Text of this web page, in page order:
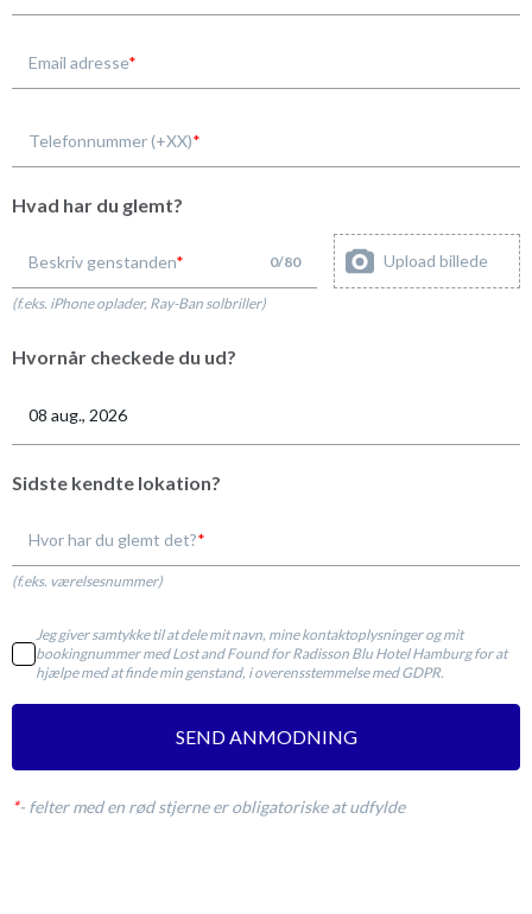
Email adresse
Telefonnummer (+XX)
Hvad har du glemt?
Beskriv genstanden 0/80 Upload billede
(f.eks. iPhone oplader, Ray-Ban solbriller)
Hvornår checkede du ud?
Sidste kendte lokation?
Hvor har du glemt det?
(f.eks. værelsesnummer)
Jeg giver samtykke til at dele mit navn, mine kontaktoplysninger og mit
bookingnummer med Lost and Found for Radisson Blu Hotel Hamburg for at
hjælpe med at finde min genstand, i overensstemmelse med GDPR.
SEND ANMODNING
*- felter med en rød stjerne er obligatoriske at udfylde